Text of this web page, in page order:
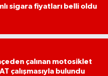
sigara fiyatları belli oldu
çalınan motosiklet
çalışmasıyla bulundu